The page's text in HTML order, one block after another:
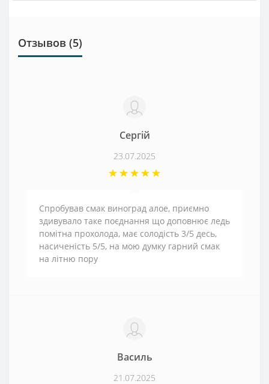
Отзывов (5)
Сергій
23.07.2025
Спробував смак виноград алое, приємно
здивувало таке поєднання що доповнює ледь
помітна прохолода, має солодість 3/5 десь,
насиченість 5/5, на мою думку гарний смак
на літню пору
Василь
21.07.2025